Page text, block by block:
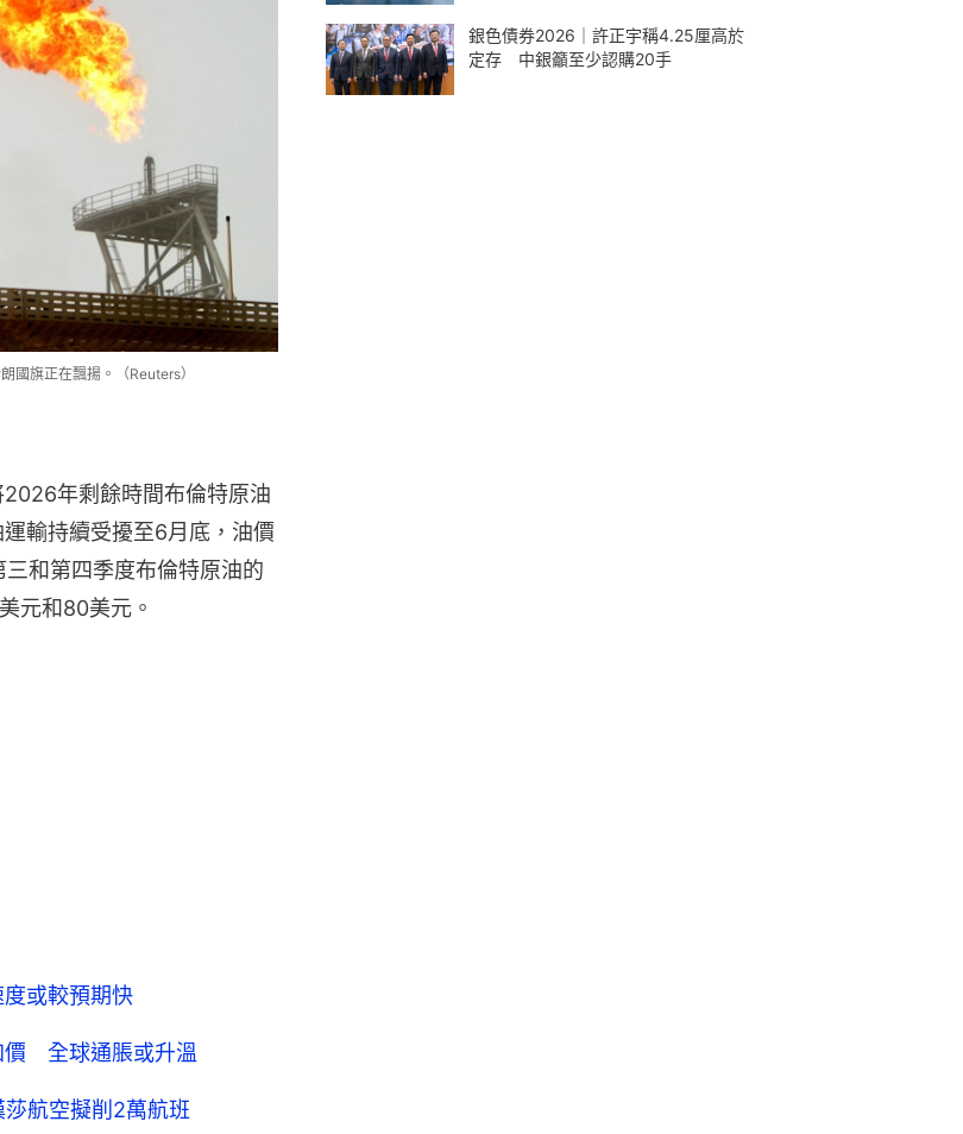
國旗正在飄揚。（Reuters）
年剩餘時間布倫特原油
輸持續受擾至6月底，油價
和第四季度布倫特原油的
元和80美元。
或較預期快
價 全球通脹或升溫
航空擬削2萬航班
銀色債券2026｜許正宇稱4.25厘高於
定存 中銀籲至少認購20手